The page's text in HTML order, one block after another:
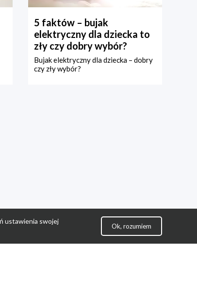
5 faktów – bujak
elektryczny dla dziecka to
zły czy dobry wybór?
Bujak elektryczny dla dziecka – dobry
czy zły wybór?
ustawienia swojej
Ok, rozumiem